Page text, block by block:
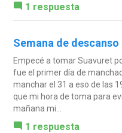
1 respuesta
Semana de descanso
Empecé a tomar Suavuret
fue el primer día de
manchar el 31 a eso de las
que mi hora de toma para
mañana mi...
1 respuesta